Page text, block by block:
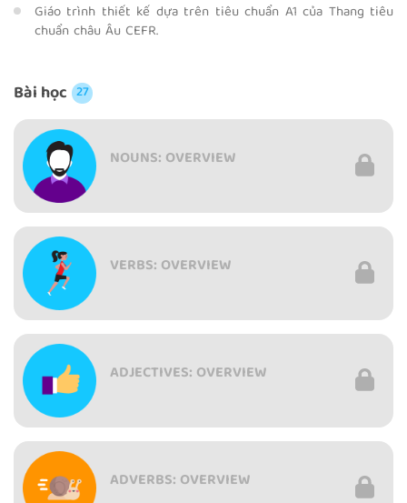
Giáo trình thiết kế dựa trên tiêu chuẩn A1 của Thang tiêu
chuẩn châu Âu CEFR.
Bài học 27
NOUNS: OVERVIEW
VERBS: OVERVIEW
ADJECTIVES: OVERVIEW
ADVERBS: OVERVIEW